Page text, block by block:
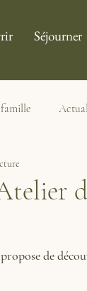
Séjourner
de